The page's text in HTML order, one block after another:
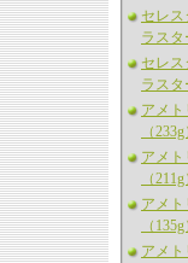
セレス
ラスタ
セレス
ラスタ
アメト
（233g
アメト
（211g
アメト
（135g
アメト